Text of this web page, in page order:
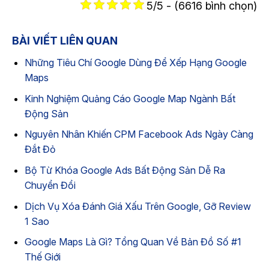
5/5 - (6616 bình chọn)
BÀI VIẾT LIÊN QUAN
Những Tiêu Chí Google Dùng Để Xếp Hạng Google
Maps
Kinh Nghiệm Quảng Cáo Google Map Ngành Bất
Động Sản
Nguyên Nhân Khiến CPM Facebook Ads Ngày Càng
Đắt Đỏ
Bộ Từ Khóa Google Ads Bất Động Sản Dễ Ra
Chuyển Đổi
Dịch Vụ Xóa Đánh Giá Xấu Trên Google, Gỡ Review
1 Sao
Google Maps Là Gì? Tổng Quan Về Bản Đồ Số #1
Thế Giới